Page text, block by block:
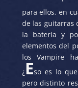
para ellos, en
de las guitarras
la batería y
elementos del
los Vampire
¿Eso es lo
pero distinto